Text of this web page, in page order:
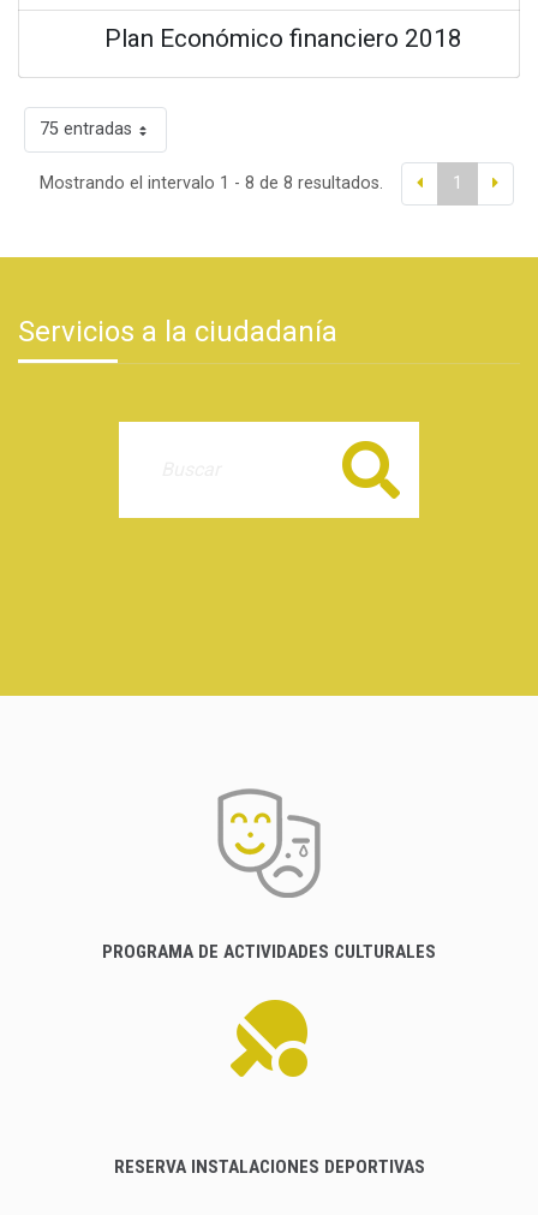
Plan Económico financiero 2018
75 entradas
Mostrando el intervalo 1 - 8 de 8 resultados. 1
Servicios a la ciudadanía
Buscar
PROGRAMA DE ACTIVIDADES CULTURALES
RESERVA INSTALACIONES DEPORTIVAS